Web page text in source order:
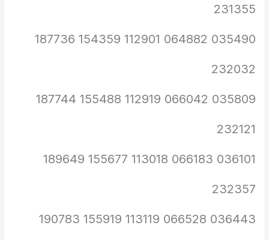
231355
035490 064882 112901 154359 187736
232032
035809 066042 112919 155488 187744
232121
036101 066183 113018 155677 189649
232357
036443 066528 113119 155919 190783